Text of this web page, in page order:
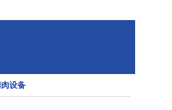
设备